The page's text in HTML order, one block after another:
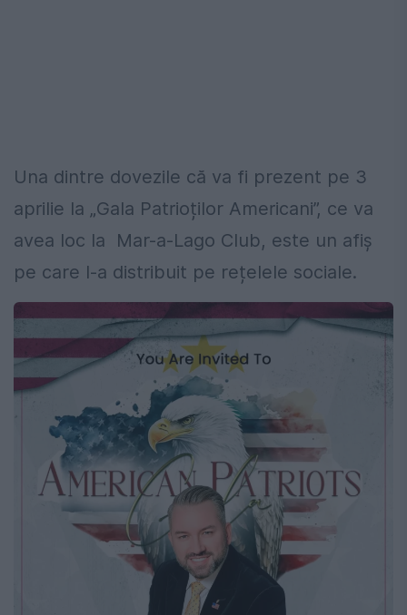
Una dintre dovezile că va fi prezent pe 3
aprilie la „Gala Patrioților Americani”, ce va
avea loc la Mar-a-Lago Club, este un afiș
pe care l-a distribuit pe rețelele sociale.